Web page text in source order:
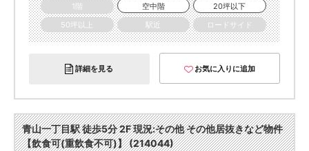
1階
空中階
20坪以下
50坪以上
駅近 ロードサイド
詳細を見る お気に入りに追加
青山一丁目駅 徒歩5分 2F 現況:その他 その他居抜きなど物件
【飲食可(重飲食不可)】 (214044)